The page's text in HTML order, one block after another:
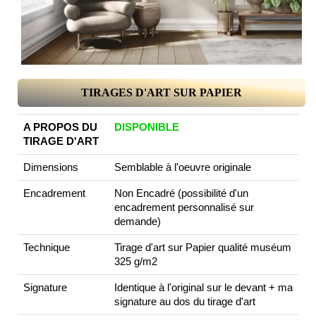
TIRAGES D'ART SUR PAPIER
A PROPOS DU
TIRAGE D'ART
DISPONIBLE
Dimensions Semblable à l'oeuvre originale
Encadrement
Non Encadré (possibilité d'un
encadrement personnalisé sur
demande)
Technique
Tirage d'art sur Papier qualité muséum
325 g/m2
Signature
Identique à l'original sur le devant + ma
signature au dos du tirage d'art